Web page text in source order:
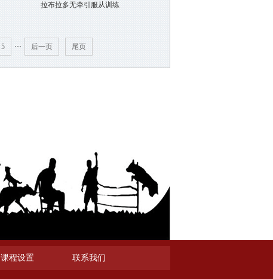
拉布拉多无牵引服从训练
5 ··· 后一页 尾页
课程设置 联系我们